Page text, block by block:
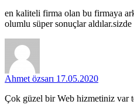
en kaliteli firma olan bu firmaya
olumlu süper sonuçlar aldılar.sizde
Ahmet özsarı 17.05.2020
Çok güzel bir Web hizmetiniz var